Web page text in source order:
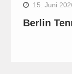
15. Juni
Berlin